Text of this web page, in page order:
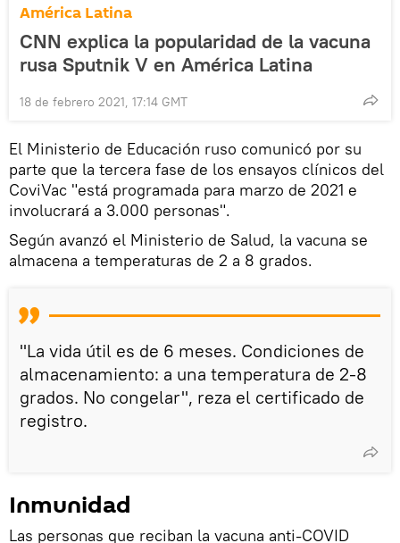
América Latina
CNN explica la popularidad de la vacuna
rusa Sputnik V en América Latina
18 de febrero 2021, 17:14 GMT
El Ministerio de Educación ruso comunicó por su
parte que la tercera fase de los ensayos clínicos del
CoviVac "está programada para marzo de 2021 e
involucrará a 3.000 personas".
Según avanzó el Ministerio de Salud, la vacuna se
almacena a temperaturas de 2 a 8 grados.
"La vida útil es de 6 meses. Condiciones de
almacenamiento: a una temperatura de 2-8
grados. No congelar", reza el certificado de
registro.
Inmunidad
Las personas que reciban la vacuna anti-COVID